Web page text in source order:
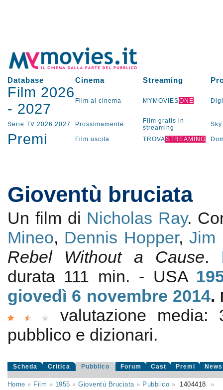
Database Cinema Streaming
Film 2026
- 2027 Film al cinema MYMOVIESONE
Serie TV 2026 2027 Prossimamente
Film gratis in
streaming
Sky
Premi Film uscita TROVASTREAMING
Gioventù bruciata
Un film di Nicholas Ray.
Mineo, Dennis Hopper,Jim
Rebel Without a Cause.
durata 111 min. - USA
giovedì 6 novembre 2014.
valutazione media:
pubblico e dizionari.
Scheda Critica Pubblico Forum Cast Premi News
Home » Film » 1955 »Gioventù Bruciata» Pubblico » 1404418 »